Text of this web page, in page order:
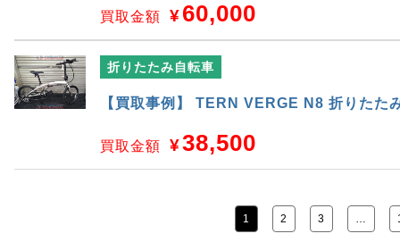
買取金額 ¥60,000
折りたたみ自転車
【買取事例】 TERN VERGE N8 折りたた
買取金額 ¥38,500
1 2 3 …